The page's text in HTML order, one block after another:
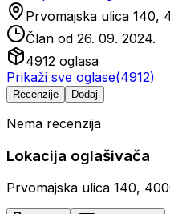
Prvomajska ulica 140,
Član od 26. 09. 2024.
4912 oglasa
Prikaži sve oglase(4912)
Recenzije Dodaj
Nema recenzija
Lokacija oglašivača
Prvomajska ulica 140,